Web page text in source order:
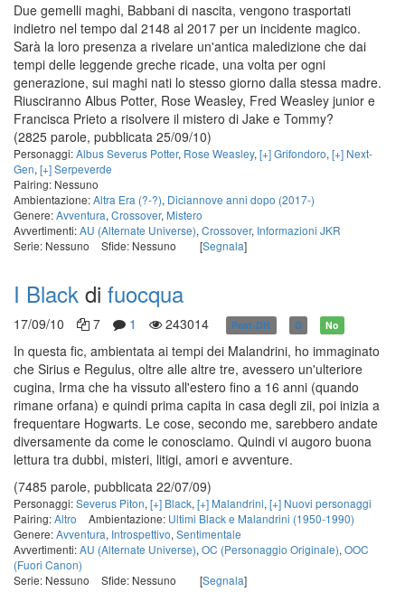
Due gemelli maghi, Babbani di nascita, vengono trasportati
indietro nel tempo dal 2148 al 2017 per un incidente magico.
Sarà la loro presenza a rivelare un'antica maledizione che dai
tempi delle leggende greche ricade, una volta per ogni
generazione, sui maghi nati lo stesso giorno dalla stessa madre.
Riusciranno Albus Potter, Rose Weasley, Fred Weasley junior e
Francisca Prieto a risolvere il mistero di Jake e Tommy?
(2825 parole, pubblicata 25/09/10)
Personaggi:Albus Severus Potter, Rose Weasley, [+] Grifondoro, [+] Next-
Gen, [+] Serpeverde
Pairing: Nessuno
Ambientazione:Altra Era (?-?), Diciannove anni dopo (2017-)
Genere:Avventura, Crossover, Mistero
Avvertimenti:AU (Alternate Universe), Crossover, Informazioni JKR
Serie: Nessuno
Sfide: Nessuno [Segnala]
I Black di fuocqua
17/09/10 7 1 243014 Post-DH G No
In questa fic, ambientata ai tempi dei Malandrini, ho immaginato
che Sirius e Regulus, oltre alle altre tre, avessero un'ulteriore
cugina, Irma che ha vissuto all'estero fino a 16 anni (quando
rimane orfana) e quindi prima capita in casa degli zii, poi inizia a
frequentare Hogwarts. Le cose, secondo me, sarebbero andate
diversamente da come le conosciamo. Quindi vi augoro buona
lettura tra dubbi, misteri, litigi, amori e avventure.
(7485 parole, pubblicata 22/07/09)
Personaggi:Severus Piton, [+] Black, [+] Malandrini, [+] Nuovi personaggi
Pairing:Altro Ambientazione: Ultimi Black e Malandrini (1950-1990)
Genere:Avventura, Introspettivo, Sentimentale
Avvertimenti:AU (Alternate Universe), OC (Personaggio Originale), OOC
(Fuori Canon)
Serie: Nessuno
Sfide: Nessuno [Segnala]